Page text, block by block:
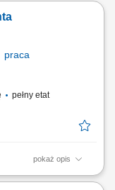
relacji
w tym funduszy
praca
pełny etat
pokaż opis
klientami; realizacja